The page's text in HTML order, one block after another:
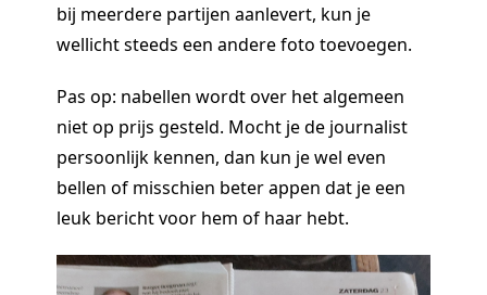
bij meerdere partijen aanlevert, kun je
wellicht steeds een andere foto toevoegen.
Pas op: nabellen wordt over het algemeen
niet op prijs gesteld. Mocht je de journalist
persoonlijk kennen, dan kun je wel even
bellen of misschien beter appen dat je een
leuk bericht voor hem of haar hebt.